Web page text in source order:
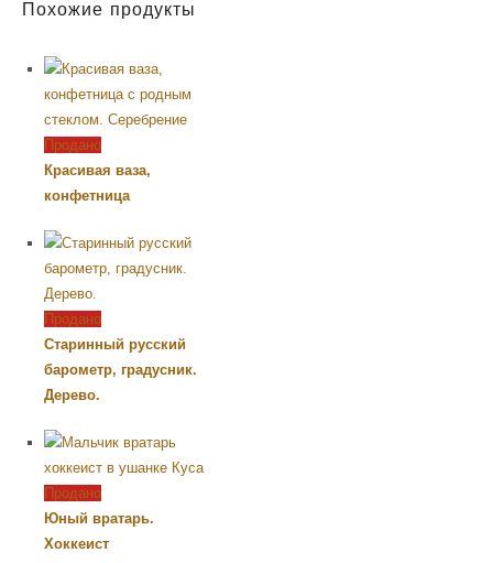
Похожие продукты
Продано
Красивая ваза,
конфетница
Продано
Старинный русский
барометр, градусник.
Дерево.
Продано
Юный вратарь.
Хоккеист